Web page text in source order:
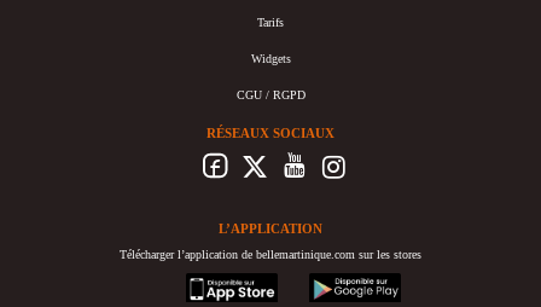
Tarifs
Widgets
CGU / RGPD
RÉSEAUX SOCIAUX
L’APPLICATION
Télécharger l’application de bellemartinique.com sur les stores
appstore
googleplay